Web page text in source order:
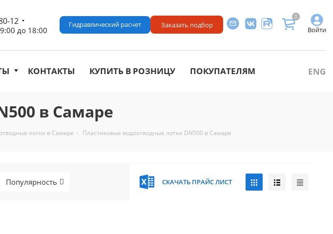
12
до 18:00 Войти
0
Гидравлический расчет Заказать подбор
КОНТАКТЫ КУПИТЬ В РОЗНИЦУ ПОКУПАТЕЛЯМ ENG
в Самаре
лотки в Самаре - Пластиковые водоотводные лотки DN500 в Самаре
Популярность СКАЧАТЬ ПРАЙС ЛИСТ